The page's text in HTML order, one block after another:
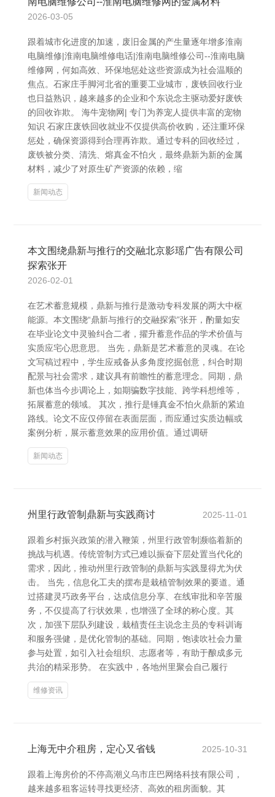
2026-03-05
跟着城市化进度的加速，废旧金属的产生量逐年增多淮南
电脑维修|淮南电脑维修电话|淮南电脑维修公司--淮南电脑
维修网，何如高效、环保地惩处这些资源成为社会温顺的
焦点。石家庄手脚河北省的重要工业城市，废铁回收行业
也日益熟识，越来越多的企业和个东说念主驱动爱好废铁
的回收诈欺。 海牛宠物网| 专门为养宠人提供丰富的宠物
知识 石家庄废铁回收就业不仅提供高价收购，还注重环保
惩处，确保资源得到合理再诈欺。通过专科的回收经过，
废铁被分类、清洗、熔真金不怕火，最终鼎新为新的金属
材料，减少了对原生矿产资源的依赖，缩
新闻动态
本文围绕鼎新与推行的交融北京影瑶广告有限公司
探索张开
2026-02-01
在艺术蓄意规模，鼎新与推行是激动专科发展的两大中枢
能源。本文围绕“鼎新与推行的交融探索”张开，酌量如安
在毕业论文中灵验纠合二者，擢升蓄意作品的学术价值与
实质应宅心思意思。 当先，鼎新是艺术蓄意的灵魂。在论
文写稿过程中，学生应戒备从多角度挖掘创意，纠合时期
配景与社会需求，建议具有前瞻性的蓄意理念。同期，鼎
新也体当今步调论上，如期骗数字技能、跨学科想维等，
拓展蓄意的领域。 其次，推行是锤真金不怕火鼎新的紧迫
路线。论文不应仅停留在表面层面，而应通过实质边幅或
案例分析，展示蓄意效果的应用价值。通过调研
新闻动态
州里行政管制鼎新与实践商讨 2025-11-01
跟着乡村振兴政策的潜入鞭策，州里行政管制濒临着新的
挑战与机遇。传统管制方式已难以振奋下层处置当代化的
需求，因此，推动州里行政管制的鼎新与实践显得尤为伏
击。 当先，信息化工夫的摆布是栽植管制效果的要道。通
过搭建灵巧政务平台，达成信息分享、在线审批和辛苦服
务，不仅提高了行状效果，也增强了全球的称心度。其
次，加强下层队列建设，栽植责任主说念主员的专科训诲
和服务强健，是优化管制的基础。同期，饱读吹社会力量
参与处置，如引入社会组织、志愿者等，有助于酿成多元
共治的精采形势。 在实践中，各地州里聚会自己履行
维修资讯
上海无中介租房，定心又省钱 2025-10-31
跟着上海房价的不停高潮义乌市庄巴网络科技有限公司，
越来越多租客运转寻找更经济、高效的租房面貌。其